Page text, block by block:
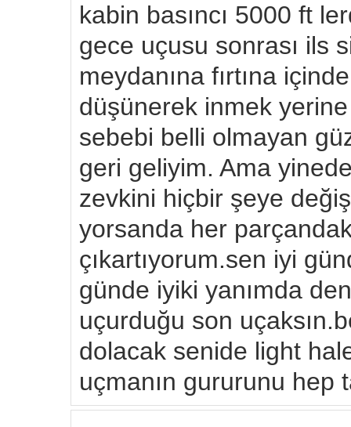
kabin basıncı 5000 ft
gece uçusu sonrası ils
meydanına fırtına
düşünerek inmek
sebebi belli olmayan
geri geliyim. Ama
zevkini hiçbir şeye
yorsanda her
çıkartıyorum.sen iyi
günde iyiki yanımda
uçurduğu son
dolacak senide light
uçmanın gururunu hep